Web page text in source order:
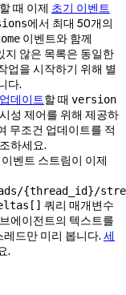
때 이제 초기 이벤트
에서 최대 50개의
이벤트와 함께
지 않은 목록은 동일한
업을 시작하기 위해 별
다.
데이트할 때 version
성 제어를 위해 제공하
무조건 업데이트를 적
하세요.
벤트 스트림이 이제
{thread_id}/
쿼리 매개변수
에이전트의 텍스트를
드만 미리 봅니다. 세
.